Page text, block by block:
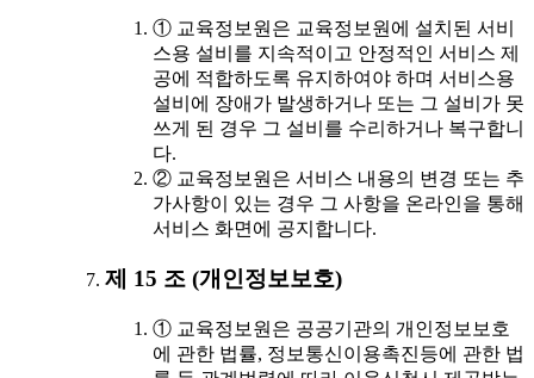
① 교육정보원은 교육정보원에 설치된 서비
스용 설비를 지속적이고 안정적인 서비스 제
공에 적합하도록 유지하여야 하며 서비스용
설비에 장애가 발생하거나 또는 그 설비가 못
쓰게 된 경우 그 설비를 수리하거나 복구합니
다.
② 교육정보원은 서비스 내용의 변경 또는 추
가사항이 있는 경우 그 사항을 온라인을 통해
서비스 화면에 공지합니다.
제 15 조 (개인정보보호)
① 교육정보원은 공공기관의 개인정보보호
에 관한 법률, 정보통신이용촉진등에 관한 법